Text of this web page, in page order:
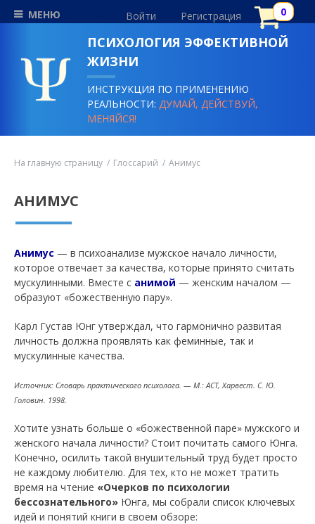
МЕНЮ Войти Регистрация
ПСИХОЛОГИЯ ЭФФЕКТИВНОЙ
ЖИЗНИ
ИНСТРУКЦИЯ ПО ПРИМЕНЕНИЮ
РЕАЛЬНОСТИ:ДУМАЙ, ДЕЙСТВУЙ,
МЕНЯЙСЯ!
На главную страницу Глоссарий Анимус
АНИМУС
Анимус — в психоанализе мужское начало личности,
которое отвечает за качества, которые принято считать
мускулинными. Вместе с анимой — женским началом —
образуют «божественную пару».
Карл Густав Юнг утверждал, что гармонично развитая
личность должна проявлять как феминные, так и
мускулинные качества.
Источник: Словарь практического психолога. — М.: АСТ, Харвест. С. Ю.
Головин. 1998.
Хотите узнать больше о «божественной паре» мужского и
женского начала личности? Стоит почитать самого Юнга.
Конечно, осилить такой внушительный труд будет просто
не каждому любителю. Для тех, кто не может тратить
время на чтение «Очерков по психологии
бессознательного» Юнга, мы собрали список ключевых
идей и понятий книги в своем обзоре: